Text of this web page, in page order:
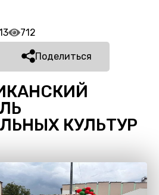
712
Поделиться
КУЛЬТУР